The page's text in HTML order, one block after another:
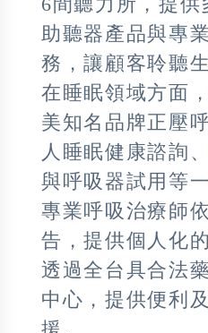
助聽器產品與專
務，讓顧客聆聽
在睡眠領域方面
美知名品牌正壓
人睡眠健康諮詢
與呼吸器試用等
專業呼吸治療師
告，提供個人化
透過全台具合法
中心，提供便利